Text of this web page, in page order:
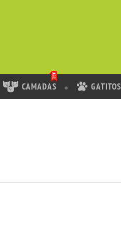
CAMADAS GATITOS